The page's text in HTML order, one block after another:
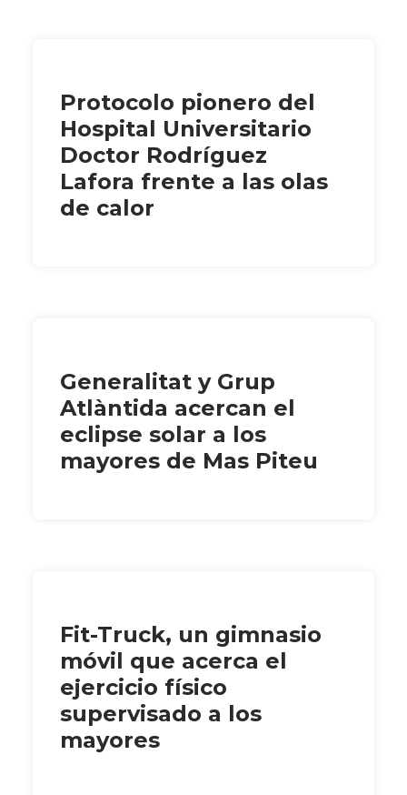
Protocolo pionero del
Hospital Universitario
Doctor Rodríguez
Lafora frente a las olas
de calor
Generalitat y Grup
Atlàntida acercan el
eclipse solar a los
mayores de Mas Piteu
Fit-Truck, un gimnasio
móvil que acerca el
ejercicio físico
supervisado a los
mayores